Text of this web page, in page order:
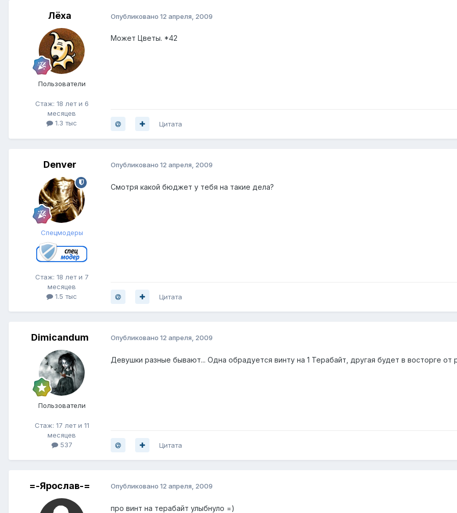
Лёха
Пользователи
Стаж: 18 лет и 6
месяцев
1.3 тыс
Опубликовано 12 апреля, 2009
Может Цветы. *42
Цитата
Denver
Спецмодеры
Стаж: 18 лет и 7
месяцев
1.5 тыс
Опубликовано 12 апреля, 2009
Смотря какой бюджет у тебя на такие дела?
Цитата
Dimicandum
Пользователи
Стаж: 17 лет и 11
месяцев
537
Опубликовано 12 апреля, 2009
Девушки разные бывают... Одна обрадуется винту на 1 Терабайт, другая будет в восторге от
Цитата
=-Ярослав-= Опубликовано 12 апреля, 2009
про винт на терабайт улыбнуло =)